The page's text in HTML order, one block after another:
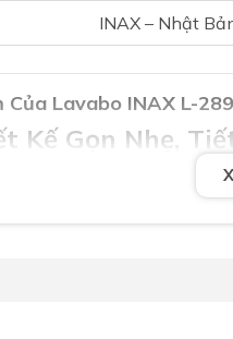
INAX – Nhật
Của Lavabo INAX L-
Kế Gọn Nhẹ,
tường giúp tối ưu hóa diện
hoặc công trình thương